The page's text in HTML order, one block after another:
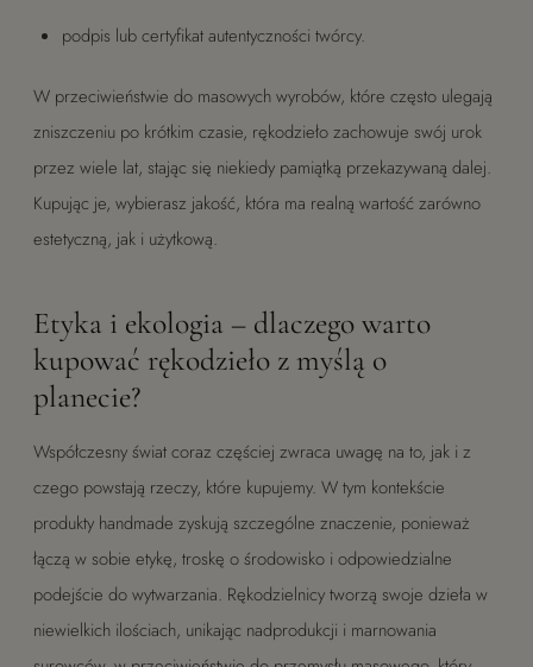
podpis lub certyfikat autentyczności twórcy.
W przeciwieństwie do masowych wyrobów, które często ulegają
zniszczeniu po krótkim czasie, rękodzieło zachowuje swój urok
przez wiele lat, stając się niekiedy pamiątką przekazywaną dalej.
Kupując je, wybierasz jakość, która ma realną wartość zarówno
estetyczną, jak i użytkową.
Etyka i ekologia – dlaczego warto
kupować rękodzieło z myślą o
planecie?
Współczesny świat coraz częściej zwraca uwagę na to, jak i z
czego powstają rzeczy, które kupujemy. W tym kontekście
produkty handmade zyskują szczególne znaczenie, ponieważ
łączą w sobie etykę, troskę o środowisko i odpowiedzialne
podejście do wytwarzania. Rękodzielnicy tworzą swoje dzieła w
niewielkich ilościach, unikając nadprodukcji i marnowania